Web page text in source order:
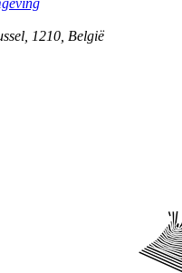
1210 België